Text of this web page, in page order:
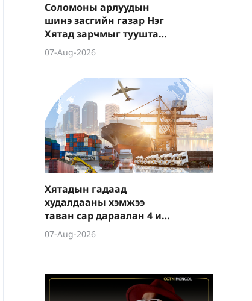
Соломоны арлуудын
шинэ засгийн газар Нэг
Хятад зарчмыг тууштай
баримталж байгааг
сайшаав
07-Aug-2026
Хятадын гадаад
худалдааны хэмжээ
таван сар дараалан 4 их
наяд юаниас давав
07-Aug-2026